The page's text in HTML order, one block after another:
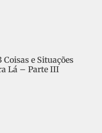
e Situações
Lá – Parte III